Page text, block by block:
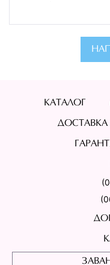
КАТАЛОГ
ДОСТАВКА